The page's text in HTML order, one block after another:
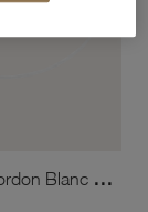
Bracelet Cordon Blanc En Or Jaune, Oxyde De Zirconium